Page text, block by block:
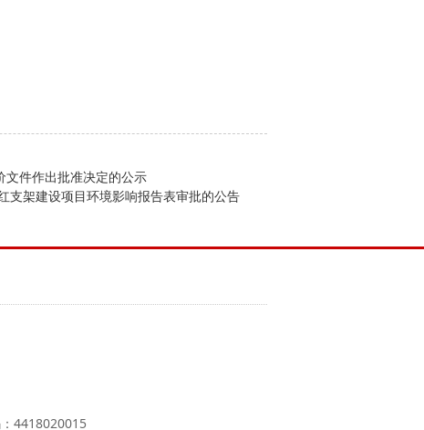
文件作出批准决定的公示
支架建设项目环境影响报告表审批的公告
4418020015